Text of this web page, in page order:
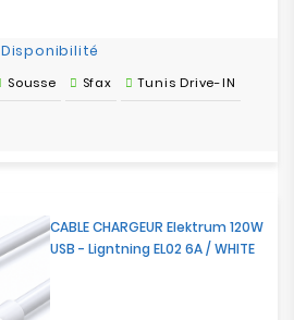
Disponibilité
Sousse Sfax Tunis Drive-IN
CABLE CHARGEUR Elektrum 120W
USB - Ligntning EL02 6A / WHITE